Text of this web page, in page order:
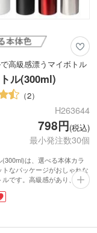
高級感漂うマイボトル
ル(300ml)
2
H263644
798円(税込)
最小発注数30個
(300ml)は、選べる本体カラ
トなパッケージがおしゃれな
ルです。高級感があり、喜ば
違いなしですよ。バッグから
出せるスリムなフォルムと、
イントです。飲み頃を長時間